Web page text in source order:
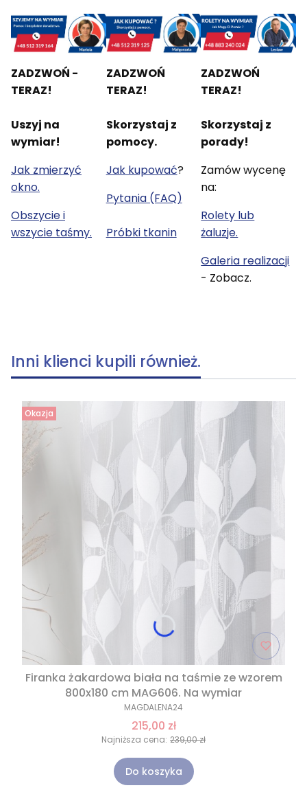
ZADZWOŃ -
TERAZ!
Uszyj na
wymiar!
Jak zmierzyć
okno.
Obszycie i
wszycie taśmy.
ZADZWOŃ
TERAZ!
Skorzystaj z
pomocy.
Jak kupować?
Pytania (FAQ)
Próbki tkanin
ZADZWOŃ
TERAZ!
Skorzystaj z
porady!
Zamów wycenę
na:
Rolety lub
żaluzje.
Galeria realizacji
- Zobacz.
Inni klienci kupili również.
Okazja
Firanka żakardowa biała na taśmie ze wzorem
800x180 cm MAG606. Na wymiar
MAGDALENA24
215,00 zł
Najniższa cena: 239,00 zł
Do koszyka